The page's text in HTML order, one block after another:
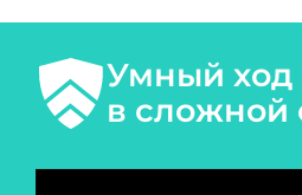
Умный ход
в сложной